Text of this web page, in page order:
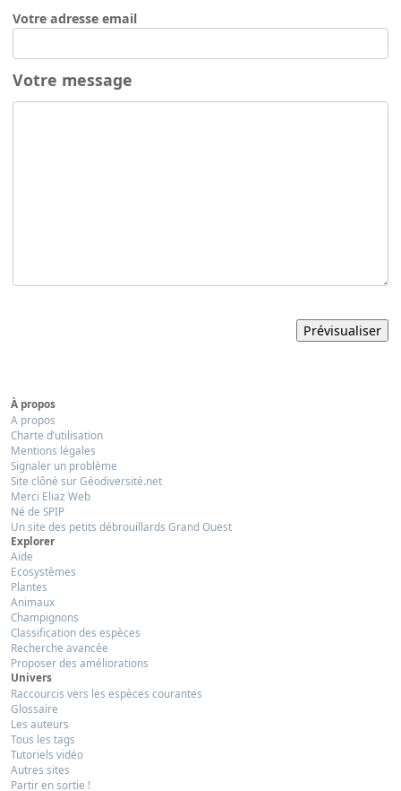
Votre adresse email
Votre message
À propos
A propos
Charte d’utilisation
Mentions légales
Signaler un problème
Site clôné sur Géodiversité.net
Merci Eliaz Web
Né de SPIP
Un site des petits débrouillards Grand Ouest
Explorer
Aide
Ecosystèmes
Plantes
Animaux
Champignons
Classification des espèces
Recherche avancée
Proposer des améliorations
Univers
Raccourcis vers les espèces courantes
Glossaire
Les auteurs
Tous les tags
Tutoriels vidéo
Autres sites
Partir en sortie !